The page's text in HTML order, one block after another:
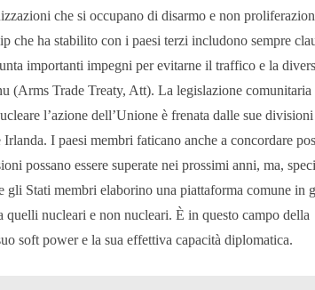
che si occupano di disarmo e non
che ha stabilito con i paesi terzi includono sempre
importanti impegni per evitarne il traffico e la
(Arms Trade Treaty, Att). La legislazione comunitaria
l’azione dell’Unione è frenata dalle sue
I paesi membri faticano anche a concordare
possano essere superate nei prossimi anni, ma,
gli Stati membri elaborino una piattaforma comune in
nucleari e non nucleari. È in questo campo della
soft power e la sua effettiva capacità diplomatica.